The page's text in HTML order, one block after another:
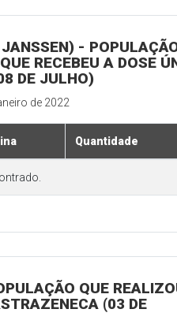
JANSSEN) -
RECEBEU A DOSE
DE JULHO)
de 2022
Quantidade
QUE
(03 DE